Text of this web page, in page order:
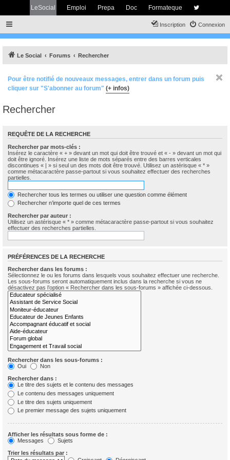
LeSocial Emploi Prepa Doc Formateque
Connexion
Inscription
Le Social Forums Rechercher
Pour être notifié de nouveaux messages, entrer dans un forum puis
cliquer sur "S'abonner au forum" (+ infos)
Rechercher
REQUÊTE DE LA RECHERCHE
Rechercher par mots-clés :
Insérez le caractère « + » devant un mot qui doit être trouvé et « - » devant un mot qui
doit être ignoré. Insérez une liste de mots séparés entre des barres verticales
discontinues « | » si seul un des mots doit être trouvé. Utilisez un astérisque « * »
comme métacaractère passe-partout si vous souhaitez effectuer des recherches
partielles.
Rechercher tous les termes ou utiliser une question comme élément
Rechercher n’importe quel de ces termes
Rechercher par auteur :
Utilisez un astérisque « * » comme métacaractère passe-partout si vous souhaitez
effectuer des recherches partielles.
PRÉFÉRENCES DE LA RECHERCHE
Rechercher dans les forums :
Sélectionnez le ou les forums dans lesquels vous souhaitez effectuer une recherche.
Les sous-forums seront automatiquement inclus dans la recherche si vous ne
désactivez pas l’option « Rechercher dans les sous-forums » affichée ci-dessous.
Rechercher dans les sous-forums :
Oui
Non
Rechercher dans :
Le titre des sujets et le contenu des messages
Le contenu des messages uniquement
Le titre des sujets uniquement
Le premier message des sujets uniquement
Afficher les résultats sous forme de :
Messages
Sujets
Trier les résultats par :